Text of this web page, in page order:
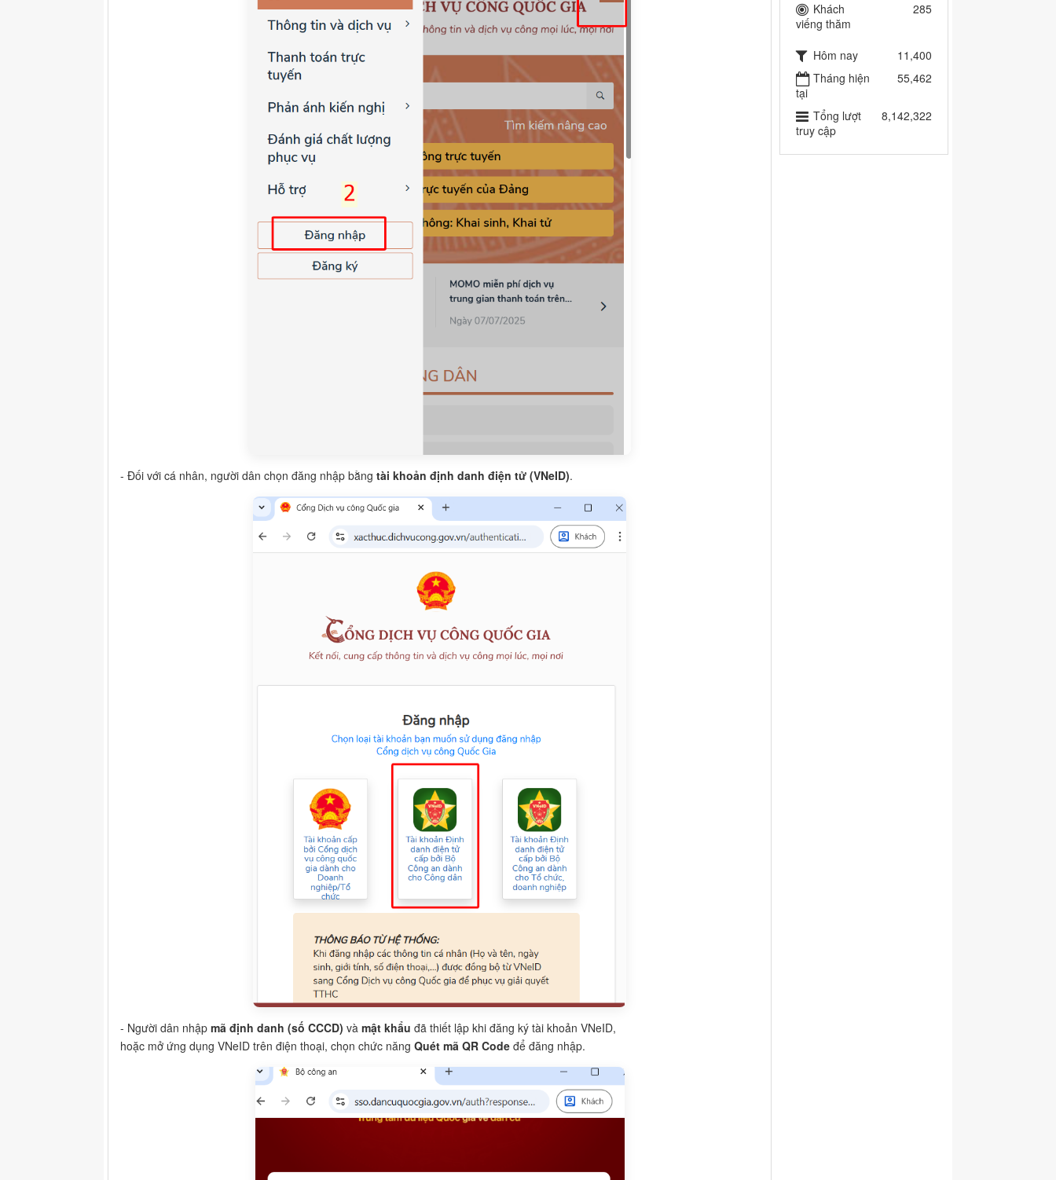
- Đối với cá nhân, người dân chọn đăng nhập bằng tài khoản định danh điện tử (VNeID).
- Người dân nhập mã định danh (số CCCD) và mật khẩu đã thiết lập khi đăng ký tài khoản VNeID,
hoặc mở ứng dụng VNeID trên điện thoại, chọn chức năng Quét mã QR Code để đăng nhập.
Khách
viếng thăm
285
Hôm nay
11,400
Tháng hiện
tại
55,462
Tổng lượt
truy cập
8,142,322